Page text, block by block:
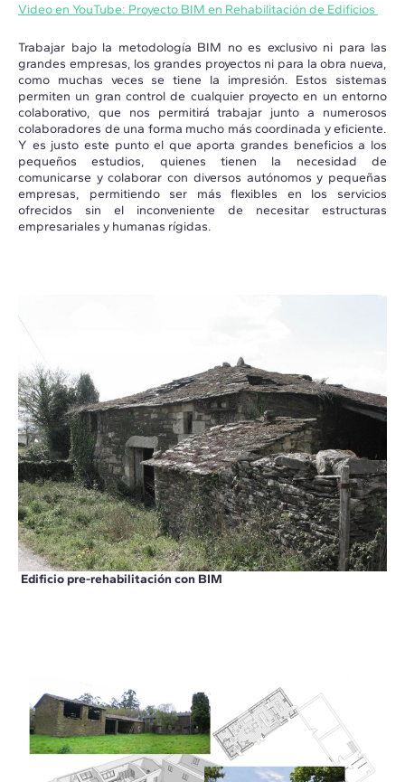
Video en YouTube: Proyecto BIM en Rehabilitación de Edificios
Trabajar bajo la metodología BIM no es exclusivo ni para las
grandes empresas, los grandes proyectos ni para la obra nueva,
como muchas veces se tiene la impresión. Estos sistemas
permiten un gran control de cualquier proyecto en un entorno
colaborativo, que nos permitirá trabajar junto a numerosos
colaboradores de una forma mucho más coordinada y eficiente.
Y es justo este punto el que aporta grandes beneficios a los
pequeños estudios, quienes tienen la necesidad de
comunicarse y colaborar con diversos autónomos y pequeñas
empresas, permitiendo ser más flexibles en los servicios
ofrecidos sin el inconveniente de necesitar estructuras
empresariales y humanas rígidas.
Edificio pre-rehabilitación con BIM